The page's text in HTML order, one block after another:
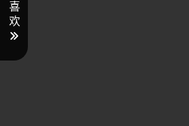
喜
欢